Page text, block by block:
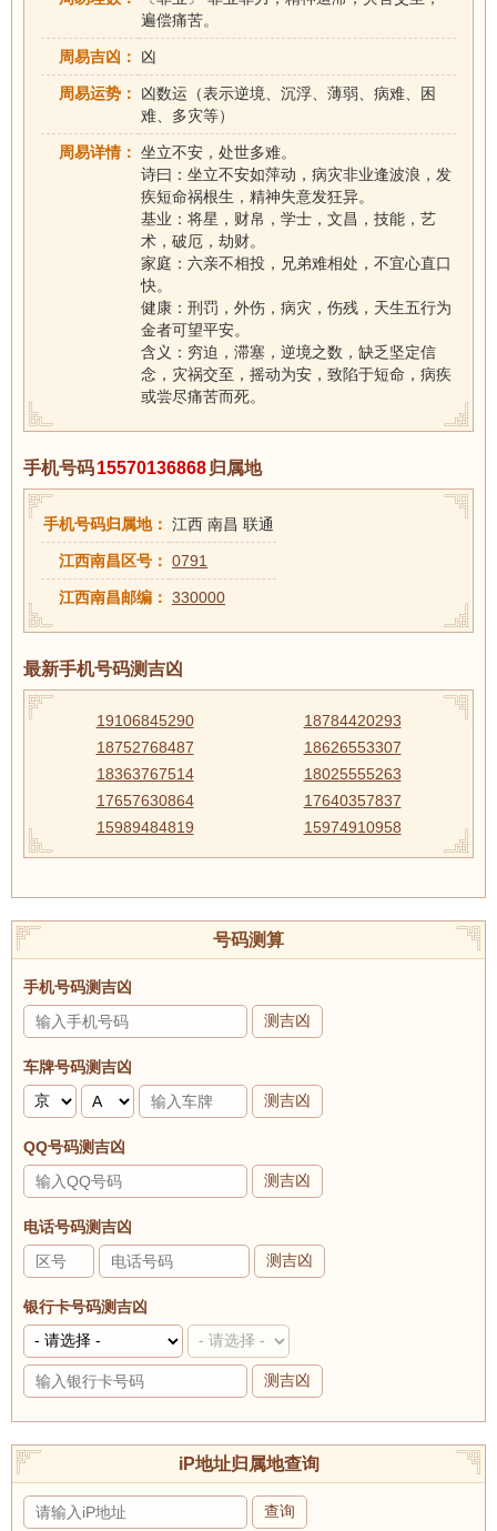
遍偿痛苦。
周易吉凶： 凶
周易运势：
凶数运（表示逆境、沉浮、薄弱、病难、困
难、多灾等）
周易详情： 坐立不安，处世多难。
诗曰：坐立不安如萍动，病灾非业逢波浪，发
疾短命祸根生，精神失意发狂异。
基业：将星，财帛，学士，文昌，技能，艺
术，破厄，劫财。
家庭：六亲不相投，兄弟难相处，不宜心直口
快。
健康：刑罚，外伤，病灾，伤残，天生五行为
金者可望平安。
含义：穷迫，滞塞，逆境之数，缺乏坚定信
念，灾祸交至，摇动为安，致陷于短命，病疾
或尝尽痛苦而死。
手机号码15570136868归属地
手机号码归属地： 江西 南昌 联通
江西南昌区号： 0791
江西南昌邮编： 330000
最新手机号码测吉凶
19106845290
18784420293
18752768487
18626553307
18363767514
18025555263
17657630864
17640357837
15989484819
15974910958
号码测算
手机号码测吉凶
测吉凶
车牌号码测吉凶
测吉凶
QQ号码测吉凶
测吉凶
电话号码测吉凶
测吉凶
银行卡号码测吉凶
测吉凶
iP地址归属地查询
查询